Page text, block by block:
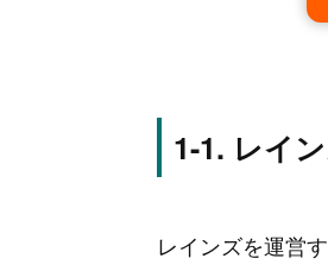
レイ
レインズを運営